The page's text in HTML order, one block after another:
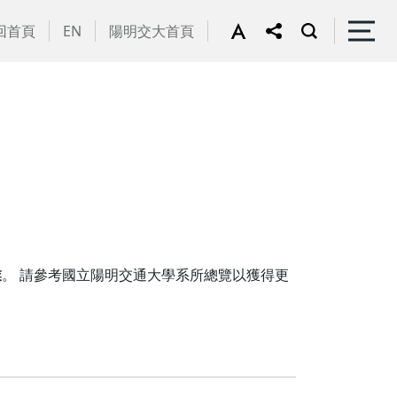
首頁 EN 陽明交大首頁
。 請參考國立陽明交通大學系所總覽以獲得更